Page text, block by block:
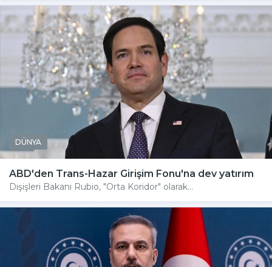
DÜNYA
ABD'den Trans-Hazar Girişim Fonu'na dev yatırım
Dışişleri Bakanı Rubio, "Orta Koridor" olarak...